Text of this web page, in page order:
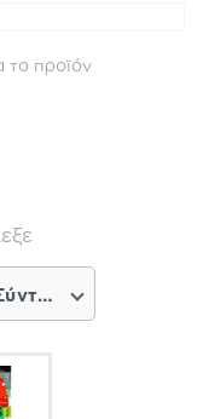
προϊόν
No 23 / 29 (6,60€) - Σύντομα διαθέσιμο